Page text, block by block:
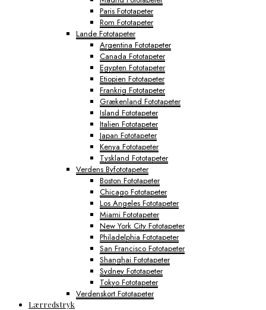
Paris Fototapeter
Rom Fototapeter
Lande Fototapeter
Argentina Fototapeter
Canada Fototapeter
Egypten Fototapeter
Etiopien Fototapeter
Frankrig Fototapeter
Grækenland Fototapeter
Island Fototapeter
Italien Fototapeter
Japan Fototapeter
Kenya Fototapeter
Tyskland Fototapeter
Verdens Byfototapeter
Boston Fototapeter
Chicago Fototapeter
Los Angeles Fototapeter
Miami Fototapeter
New York City Fototapeter
Philadelphia Fototapeter
San Francisco Fototapeter
Shanghai Fototapeter
Sydney Fototapeter
Tokyo Fototapeter
Verdenskort Fototapeter
Lærredstryk